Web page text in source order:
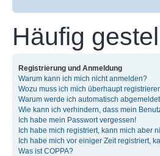
Häufig
Registrierung und Anmeldung
Warum kann ich mich nicht anmelden?
Wozu muss ich mich überhaupt
Warum werde ich automatisch
Wie kann ich verhindern, dass mein
Ich habe mein Passwort vergessen!
Ich habe mich registriert, kann mich aber
Ich habe mich vor einiger Zeit registriert,
Was ist COPPA?